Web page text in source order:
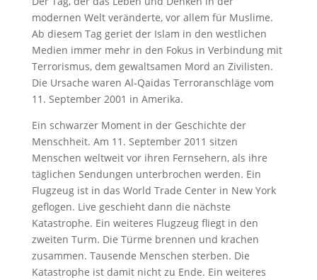
modernen Welt veränderte, vor allem für Muslime.
Ab diesem Tag geriet der Islam in den westlichen
Medien immer mehr in den Fokus in Verbindung mit
Terrorismus, dem gewaltsamen Mord an Zivilisten.
Die Ursache waren Al-Qaidas Terroranschläge vom
11. September 2001 in Amerika.
Ein schwarzer Moment in der Geschichte der
Menschheit. Am 11. September 2011 sitzen
Menschen weltweit vor ihren Fernsehern, als ihre
täglichen Sendungen unterbrochen werden. Ein
Flugzeug ist in das World Trade Center in New York
geflogen. Live geschieht dann die nächste
Katastrophe. Ein weiteres Flugzeug fliegt in den
zweiten Turm. Die Türme brennen und krachen
zusammen. Tausende Menschen sterben. Die
Katastrophe ist damit nicht zu Ende. Ein weiteres